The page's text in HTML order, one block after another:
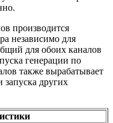
производится
независимо для
для обоих каналов
генерации по
также вырабатывает
других